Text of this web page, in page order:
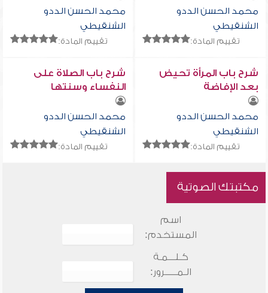
محمد الحسن الددو
الشنقيطي
تقييم المادة:
محمد الحسن الددو
الشنقيطي
تقييم المادة:
شرح باب المرأة تحيض
بعد الإفاضة
محمد الحسن الددو
الشنقيطي
تقييم المادة:
شرح باب الصلاة على
النفساء وسنتها
محمد الحسن الددو
الشنقيطي
تقييم المادة:
مكتبتك الصوتية
اسم
المستخدم:
كـلـــمـة
الـمـــــرور: